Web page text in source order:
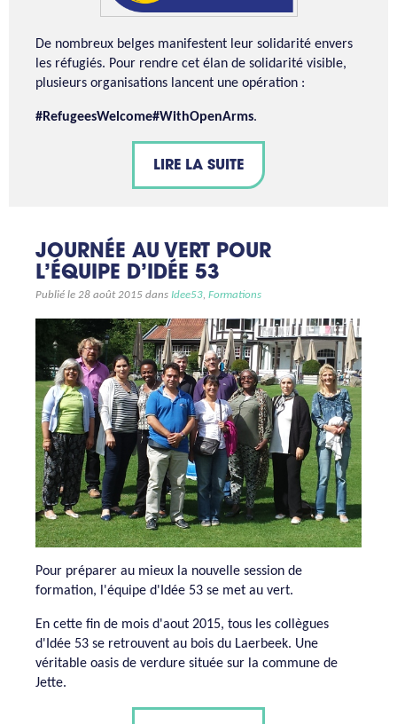
De nombreux belges manifestent leur solidarité envers
les réfugiés. Pour rendre cet élan de solidarité visible,
plusieurs organisations lancent une opération :
#RefugeesWelcome#WithOpenArms.
LIRE LA SUITE
JOURNÉE AU VERT POUR
L’ÉQUIPE D’IDÉE 53
Publié le 28 août 2015 dans Idee53 Formations
Pour préparer au mieux la nouvelle session de
formation, l'équipe d'Idée 53 se met au vert.
En cette fin de mois d'aout 2015, tous les collègues
d'Idée 53 se retrouvent au bois du Laerbeek. Une
véritable oasis de verdure située sur la commune de
Jette.